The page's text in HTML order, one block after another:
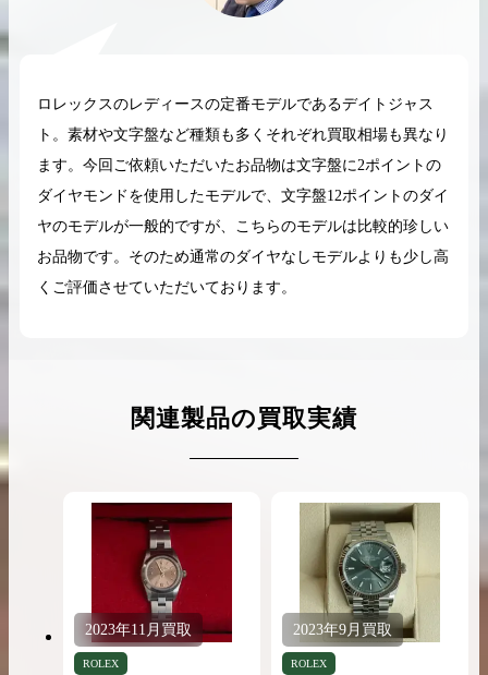
希少なリザード素材のバーキンの買取価格や
コラムをさらにみる
ロレックスのレディースの定番モデルであるデイトジャス
ト。素材や文字盤など種類も多くそれぞれ買取相場も異なり
ます。今回ご依頼いただいたお品物は文字盤に2ポイントの
ダイヤモンドを使用したモデルで、文字盤12ポイントのダイ
ヤのモデルが一般的ですが、こちらのモデルは比較的珍しい
お品物です。そのため通常のダイヤなしモデルよりも少し高
くご評価させていただいております。
関連製品の買取実績
2023年11月 買取
ROLEX
2023年9月 買取
ROLEX